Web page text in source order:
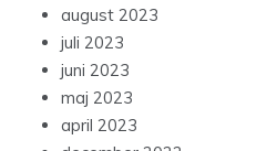
august 2023
juli 2023
juni 2023
maj 2023
april 2023